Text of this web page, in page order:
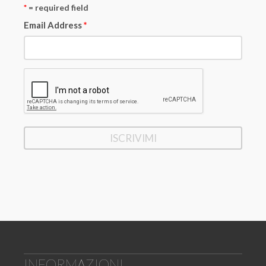
* = required field
Email Address*